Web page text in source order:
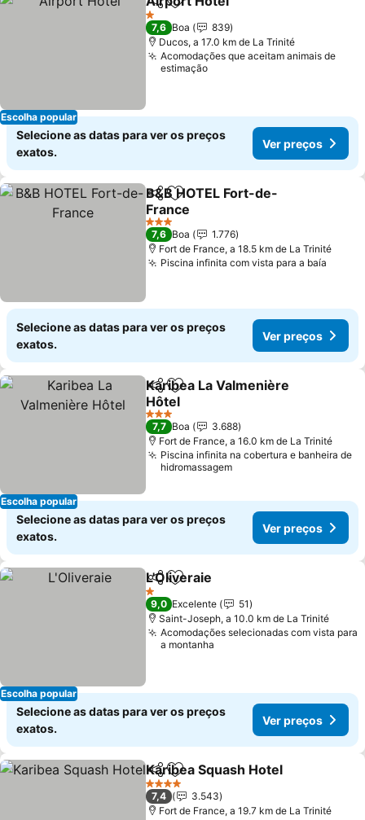
Escolha popular
PartilharAdicionar aos favoritos
1 Estrelas
7,6 Boa
839
Ducos, a 17.0 km de La Trinité
Acomodações que aceitam animais de
estimação
Selecione as datas para ver os preços
exatos.
Ver preços
PartilharAdicionar aos favoritos
B&B HOTEL Fort-de-
France
3 Estrelas
7,6 Boa
1.776
Fort de France, a 18.5 km de La Trinité
Piscina infinita com vista para a baía
Selecione as datas para ver os preços
exatos.
Ver preços
Escolha popular
PartilharAdicionar aos favoritos
Karibea La Valmenière
Hôtel
3 Estrelas
7,7 Boa
3.688
Fort de France, a 16.0 km de La Trinité
Piscina infinita na cobertura e banheira de
hidromassagem
Selecione as datas para ver os preços
exatos.
Ver preços
Escolha popular
PartilharAdicionar aos favoritos
L'Oliveraie
1 Estrelas
9,0 Excelente
51
Saint-Joseph, a 10.0 km de La Trinité
Acomodações selecionadas com vista para
a montanha
Selecione as datas para ver os preços
exatos.
Ver preços
PartilharAdicionar aos favoritos
Karibea Squash Hotel
4 Estrelas
7,4
3.543
Fort de France, a 19.7 km de La Trinité